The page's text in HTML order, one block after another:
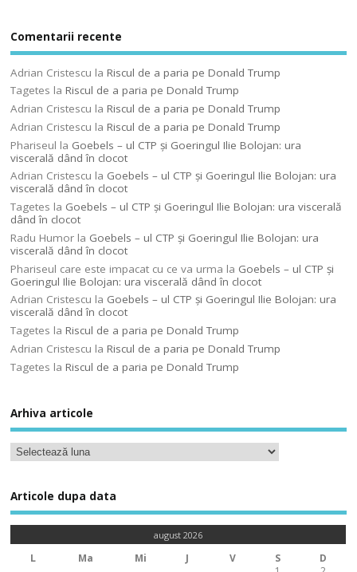
Comentarii recente
Adrian Cristescu laRiscul de a paria pe Donald Trump
Tagetes laRiscul de a paria pe Donald Trump
Adrian Cristescu laRiscul de a paria pe Donald Trump
Adrian Cristescu laRiscul de a paria pe Donald Trump
Phariseul la Goebels – ul CTP şi Goeringul Ilie Bolojan: ura
viscerală dând în clocot
Adrian Cristescu la Goebels – ul CTP şi Goeringul Ilie Bolojan: ura
viscerală dând în clocot
Tagetes la Goebels – ul CTP şi Goeringul Ilie Bolojan: ura viscerală
dând în clocot
Radu Humor la Goebels – ul CTP şi Goeringul Ilie Bolojan: ura
viscerală dând în clocot
Phariseul care este impacat cu ce va urma la Goebels – ul CTP şi
Goeringul Ilie Bolojan: ura viscerală dând în clocot
Adrian Cristescu la Goebels – ul CTP şi Goeringul Ilie Bolojan: ura
viscerală dând în clocot
Tagetes laRiscul de a paria pe Donald Trump
Adrian Cristescu laRiscul de a paria pe Donald Trump
Tagetes laRiscul de a paria pe Donald Trump
Arhiva articole
Articole dupa data
august 2026
L Ma Mi J V S
D